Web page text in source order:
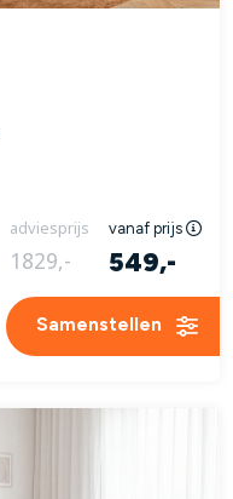
adviesprijs vanaf prijs
1829,- 549,-
Samenstellen